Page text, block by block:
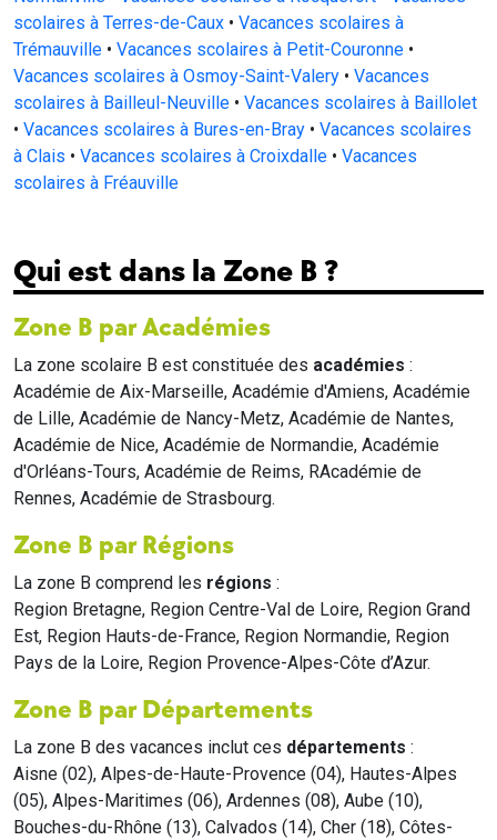
scolaires à Terres-de-Caux • Vacances scolaires à
Trémauville • Vacances scolaires à Petit-Couronne •
Vacances scolaires à Osmoy-Saint-Valery • Vacances
scolaires à Bailleul-Neuville • Vacances scolaires à Baillolet
• Vacances scolaires à Bures-en-Bray • Vacances scolaires
à Clais • Vacances scolaires à Croixdalle • Vacances
scolaires à Fréauville
Qui est dans la Zone B ?
Zone B par Académies
La zone scolaire B est constituée des académies :
Académie de Aix-Marseille, Académie d'Amiens, Académie
de Lille, Académie de Nancy-Metz, Académie de Nantes,
Académie de Nice, Académie de Normandie, Académie
d'Orléans-Tours, Académie de Reims, RAcadémie de
Rennes, Académie de Strasbourg.
Zone B par Régions
La zone B comprend les régions :
Region Bretagne, Region Centre-Val de Loire, Region Grand
Est, Region Hauts-de-France, Region Normandie, Region
Pays de la Loire, Region Provence-Alpes-Côte d’Azur.
Zone B par Départements
La zone B des vacances inclut ces départements :
Aisne (02), Alpes-de-Haute-Provence (04), Hautes-Alpes
(05), Alpes-Maritimes (06), Ardennes (08), Aube (10),
Bouches-du-Rhône (13), Calvados (14), Cher (18), Côtes-